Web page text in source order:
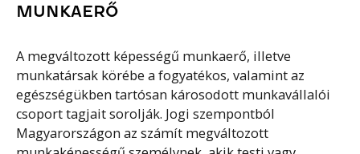
MUNKAERŐ
A megváltozott képességű munkaerő, illetve
munkatársak körébe a fogyatékos, valamint az
egészségükben tartósan károsodott munkavállalói
csoport tagjait sorolják. Jogi szempontból
Magyarországon az számít megváltozott